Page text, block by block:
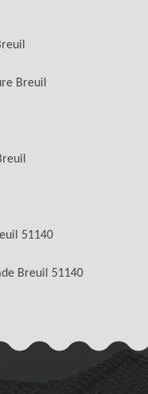
Breuil
51140
Breuil 51140